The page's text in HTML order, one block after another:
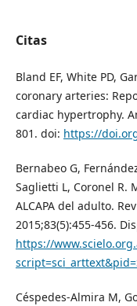
Citas
Bland EF, White PD,
coronary arteries:
cardiac hypertrophy.
801. doi: https://
Bernabeo G,
Saglietti L, Coronel R.
ALCAPA del adulto.
2015;83(5):455-456.
https://
Céspedes-Almira M,